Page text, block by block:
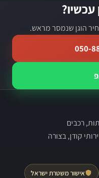
עכשיו?
הוגן שנמסר מראש.
050-
רכבים
קודן, בצורה
אישור משטרת ישראל